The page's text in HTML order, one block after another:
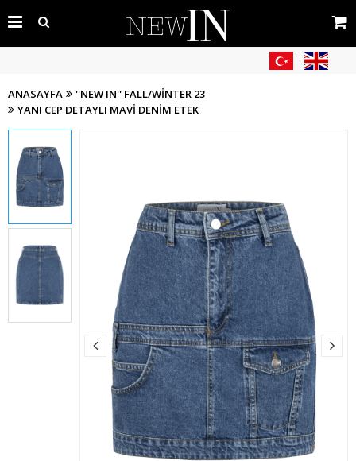
ANASAYFA
''NEW IN'' FALL/WINTER 23
YANI CEP DETAYLI MAVI DENIM ETEK